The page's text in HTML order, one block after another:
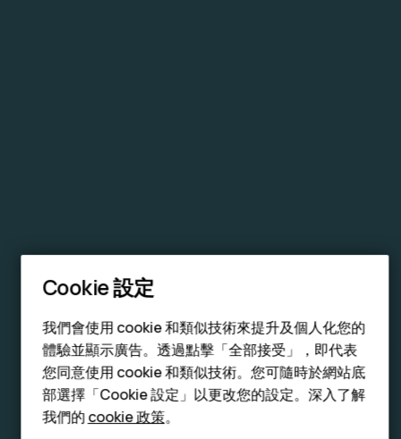
智慧型手機
功能型手機
配件
平板電腦
Cookie 設定
我們會使用 cookie 和類似技術來提升及個人化您的
體驗並顯示廣告。透過點擊「全部接受」，即代表
您同意使用 cookie 和類似技術。您可隨時於網站底
部選擇「Cookie 設定」以更改您的設定。深入了解
我們的cookie 政策。